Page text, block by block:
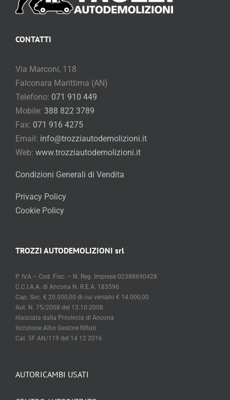
AUTORICAMBI USATI
CONTATTI
Via Marconi, 118
Falconara Marittima (AN)
Telefono: 071 910 449
Mobile: 388 822 3789
Fax: 071 916 4275
Email: info@trozziautodemolizioni.it
Web: www.trozziautodemolizioni.it
Condizioni Generali di Vendita
Privacy Policy
Cookie Policy
TROZZI AUTODEMOLIZIONI srl
P. IVA – Cod. Fisc. – N. Reg. Imprese 02388690428
C.C.I.A.A. di Ancona N. R.E.A. 183596
Cap. Soc. € 20.000,00 di cui versato € 14.000,00
Aut. N. 75/2008 del 13.10.2008
rilasciata dalla Provincia di Ancona
Iscrizione Albo Gestore Rifiuti
Cat. 5F AN/119 del 14 12 2016